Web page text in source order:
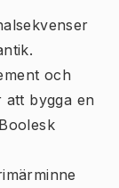
och
bygga en